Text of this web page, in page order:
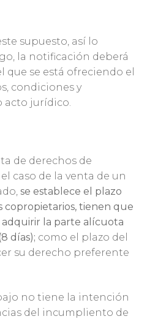
supuesto, así lo
la notificación deberá
se está ofreciendo el
condiciones y
acto jurídico.
de derechos de
caso de la venta de un
se establece el plazo
copropietarios, tienen que
la parte alícuota
días); como el plazo del
su derecho preferente
no tiene la intención
del incumpliento de